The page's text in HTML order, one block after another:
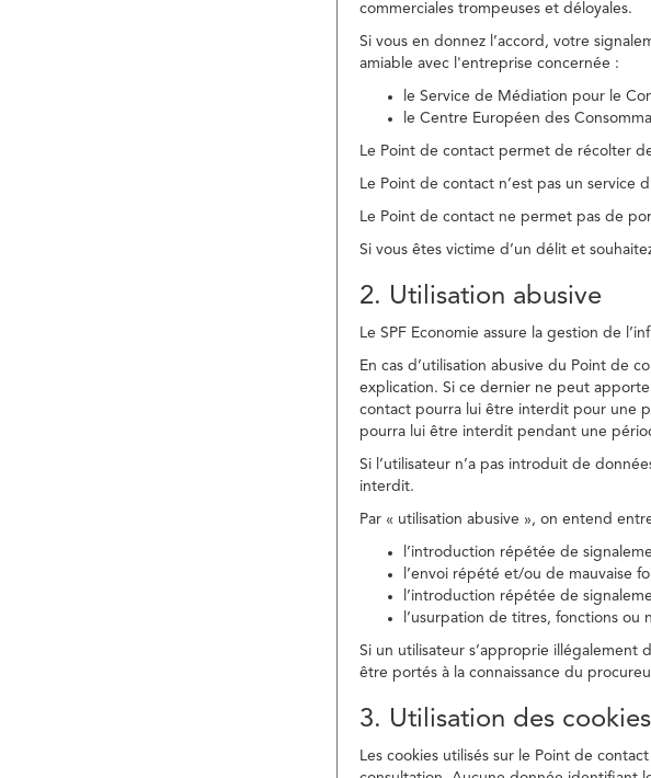
commerciales trompeuses et déloyales.
Si vous en donnez l’accord, votre
amiable avec l'entreprise concernée :
le Service de Médiation pour le
le Centre Européen des
Le Point de contact permet de récolter
Le Point de contact n’est pas un service
Le Point de contact ne permet pas de
Si vous êtes victime d’un délit et
2. Utilisation abusive
Le SPF Economie assure la gestion de
En cas d’utilisation abusive du Point de
explication. Si ce dernier ne peut
contact pourra lui être interdit pour une
pourra lui être interdit pendant une
Si l’utilisateur n’a pas introduit de
interdit.
Par « utilisation abusive », on entend
l’introduction répétée de
l’envoi répété et/ou de mauvaise
l’introduction répétée de
l’usurpation de titres, fonctions ou
Si un utilisateur s’approprie illégalement
être portés à la connaissance du
3. Utilisation des cookies
Les cookies utilisés sur le Point de